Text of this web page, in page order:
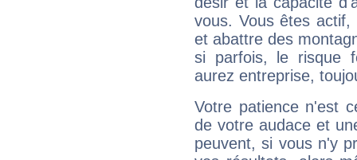
vous. Vous êtes
et abattre des
si parfois, le risque
aurez entreprise,
Votre patience n'est
de votre audace et
peuvent, si vous n'y